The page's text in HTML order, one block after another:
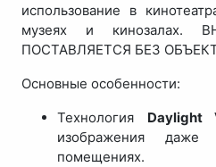
использование в
музеях и кинозалах.
ПОСТАВЛЯЕТСЯ БЕЗ
Основные особенности:
Технология Daylight
изображения
помещениях.